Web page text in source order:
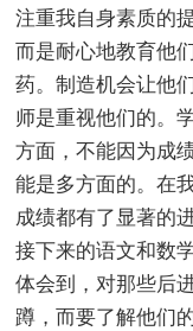
注重我自身素质的
而是耐心地教育他
药。制造机会让他
师是重视他们的。
方面，不能因为成
能是多方面的。在
成绩都有了显著的
接下来的语文和数
体会到，对那些后
蹲，而要了解他们